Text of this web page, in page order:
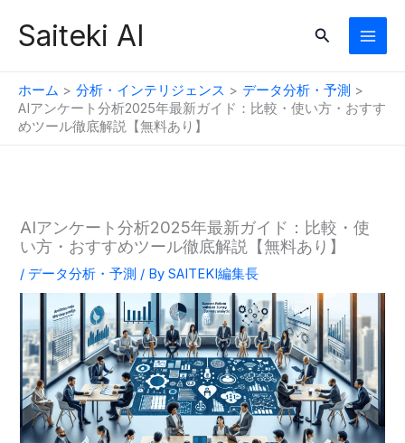
Saiteki AI
検
ホーム 分析・インテリジェンス
データ分析・予測
AIアンケート分析2025年最新ガイド：比較・使い方・おすす
めツール徹底解説【無料あり】
AIアンケート分析2025年最新ガイド：比較・使
い方・おすすめツール徹底解説【無料あり】
/ データ分析・予測 / BySAITEKI編集長